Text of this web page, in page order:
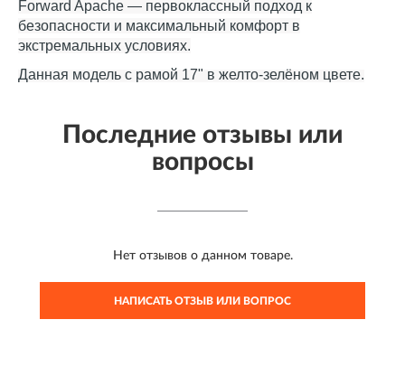
Forward Apache — первоклассный подход к
безопасности и максимальный комфорт в
экстремальных условиях.
Данная модель с рамой 17" в желто-зелёном цвете.
Последние отзывы или
вопросы
Нет отзывов о данном товаре.
НАПИСАТЬ ОТЗЫВ ИЛИ ВОПРОС